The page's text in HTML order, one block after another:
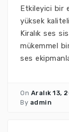
Etkileyici bir
yüksek
Kiralık ses
mükemmel
ses
On Aralık 13,
By admin